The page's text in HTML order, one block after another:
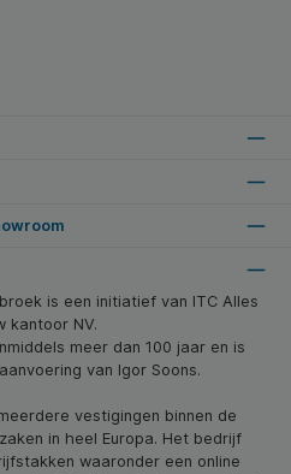
is een initiatief van ITC Alles
kantoor NV.
meer dan 100 jaar en is
van Igor Soons.
vestigingen binnen de
in heel Europa. Het bedrijf
waaronder een online